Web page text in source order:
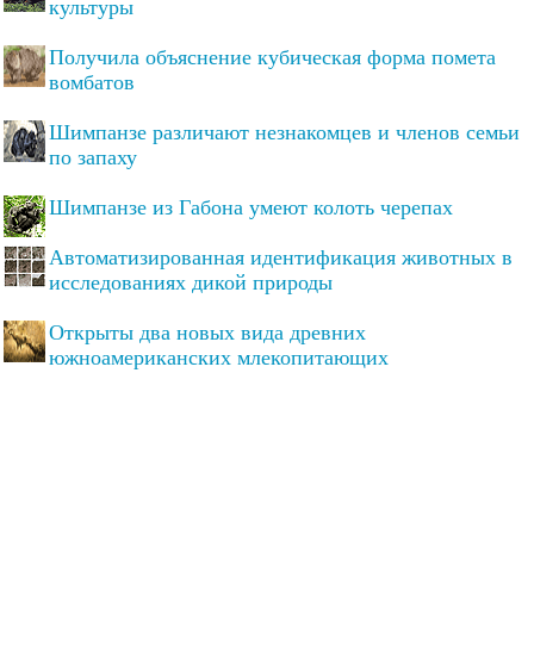
культуры
Получила объяснение кубическая форма помета
вомбатов
Шимпанзе различают незнакомцев и членов семьи
по запаху
Шимпанзе из Габона умеют колоть черепах
Автоматизированная идентификация животных в
исследованиях дикой природы
Открыты два новых вида древних
южноамериканских млекопитающих